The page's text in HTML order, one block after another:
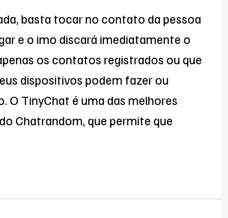
basta tocar no contato da pessoa
e o imo discará imediatamente o
os contatos registrados ou que
dispositivos podem fazer ou
O TinyChat é uma das melhores
Chatrandom, que permite que